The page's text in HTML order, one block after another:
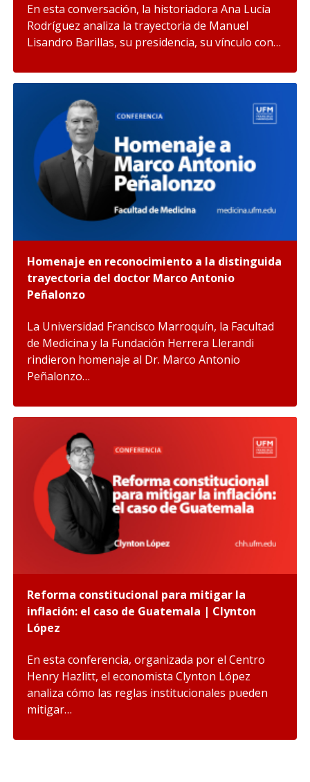
En esta conversación, la historiadora Ana Lucía
Rodríguez analiza la trayectoria de Manuel
Lisandro Barillas, su presidencia, su vínculo con…
Homenaje en reconocimiento a la distinguida
trayectoria del doctor Marco Antonio
Peñalonzo
La Universidad Francisco Marroquín, la Facultad
de Medicina y la Fundación Herrera Llerandi
rindieron homenaje al Dr. Marco Antonio
Peñalonzo…
Reforma constitucional para mitigar la
inflación: el caso de Guatemala | Clynton
López
En esta conferencia, organizada por el Centro
Henry Hazlitt, el economista Clynton López
analiza cómo las reglas institucionales pueden
mitigar…